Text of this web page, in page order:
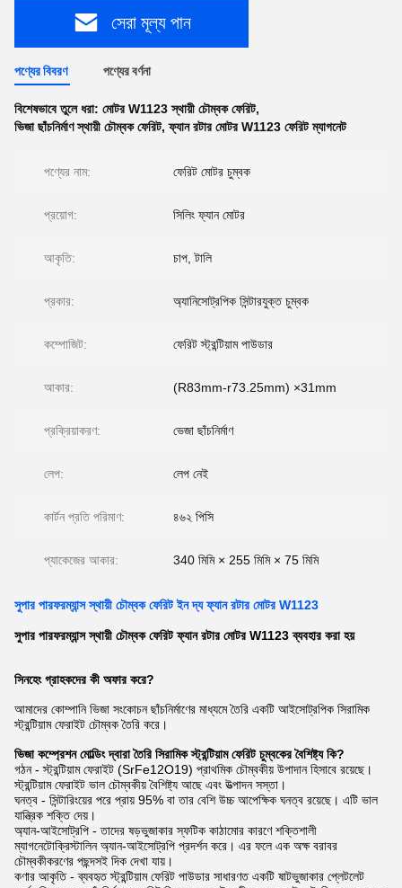
সেরা মূল্য পান
পণ্যের বিবরণ পণ্যের বর্ণনা
বিশেষভাবে তুলে ধরা: মোটর W1123 স্থায়ী চৌম্বক ফেরিট,
ভিজা ছাঁচনির্মাণ স্থায়ী চৌম্বক ফেরিট,ফ্যান রটার মোটর W1123 ফেরিট ম্যাগনেট
পণ্যের নাম: ফেরিট মোটর চুম্বক
প্রয়োগ: সিলিং ফ্যান মোটর
আকৃতি: চাপ, টালি
প্রকার: অ্যানিসোট্রপিক সিন্টারযুক্ত চুম্বক
কম্পোজিট: ফেরিট স্ট্রন্টিয়াম পাউডার
আকার: (R83mm-r73.25mm) ×31mm
প্রক্রিয়াকরণ: ভেজা ছাঁচনির্মাণ
লেপ: লেপ নেই
কার্টন প্রতি পরিমাণ: ৪৬২ পিসি
প্যাকেজের আকার: 340 মিমি × 255 মিমি × 75 মিমি
সুপার পারফরম্যান্স স্থায়ী চৌম্বক ফেরিট ইন দ্য ফ্যান রটার মোটর W1123
সুপার পারফরম্যান্স স্থায়ী চৌম্বক ফেরিট ফ্যান রটার মোটর W1123 ব্যবহার করা হয়
সিনহেং গ্রাহকদের কী অফার করে?
আমাদের কোম্পানি ভিজা সংকোচন ছাঁচনির্মাণের মাধ্যমে তৈরি একটি আইসোট্রপিক সিরামিক
স্ট্রন্টিয়াম ফেরাইট চৌম্বক তৈরি করে।
ভিজা কম্প্রেশন মোল্ডিং দ্বারা তৈরি সিরামিক স্ট্রন্টিয়াম ফেরিট চুম্বকের বৈশিষ্ট্য কি?
গঠন - স্ট্রন্টিয়াম ফেরাইট (SrFe12O19) প্রাথমিক চৌম্বকীয় উপাদান হিসাবে রয়েছে।
স্ট্রন্টিয়াম ফেরাইট ভাল চৌম্বকীয় বৈশিষ্ট্য আছে এবং উত্পাদন সস্তা।
ঘনত্ব - সিন্টারিংয়ের পরে প্রায় 95% বা তার বেশি উচ্চ আপেক্ষিক ঘনত্ব রয়েছে। এটি ভাল
যান্ত্রিক শক্তি দেয়।
অ্যান-আইসোট্রপি - তাদের ষড়ভুজাকার স্ফটিক কাঠামোর কারণে শক্তিশালী
ম্যাগনেটোক্রিস্টালিন অ্যান-আইসোট্রপি প্রদর্শন করে। এর ফলে এক অক্ষ বরাবর
চৌম্বকীকরণের পছন্দসই দিক দেখা যায়।
কণার আকৃতি - ব্যবহৃত স্ট্রন্টিয়াম ফেরিট পাউডার সাধারণত একটি ষাটভুজাকার প্লেটলেট